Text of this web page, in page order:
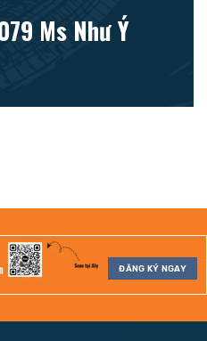
Ms Như Ý
ĐĂNG KÝ NGAY